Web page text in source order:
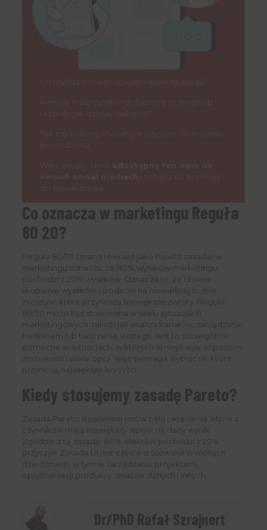
Co oznacza w marketingu Reguła
80 20?
Reguła 80/20 (znana również jako Pareto zasada) w
marketingu oznacza, że ​​80% wyników marketingu
pochodzi z 20% wysiłków. Oznacza to, że istnieje
skupienie wysiłków i środków na niewielkiej liczbie
inicjatyw, które przynoszą największe zwroty. Reguła
80/20 może być stosowana w wielu sytuacjach
marketingowych, takich jak analiza kanałów, zarządzanie
budżetem lub tworzenie strategii. Jest to szczególnie
pomocne w sytuacjach, w których istnieje wysoki poziom
złożoności i wiele opcji, więc pomaga wybrać te, które
przyniosą największe korzyści.
Kiedy stosujemy zasadę Pareto?
Zasada Pareto stosowana jest w celu określenia, które z
czynników mają największy wpływ na dany wynik.
Zgodnie z tą zasadą, 80% efektów pochodzi z 20%
przyczyn. Zasada ta jest często stosowana w różnych
dziedzinach, w tym w zarządzaniu projektami,
optymalizacji produkcji, analizie danych i innych.
Dr/PhD Rafał Szrajnert